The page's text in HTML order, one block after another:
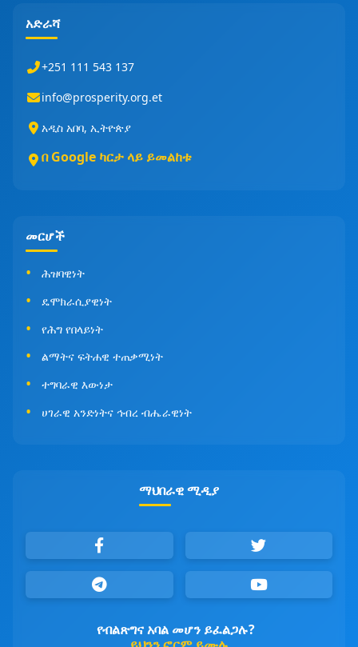
አድራሻ
+251 111 543 137
info@prosperity.org.et
አዲስ አበባ, ኢትዮጵያ
በ Google ካርታ ላይ ይመልከቱ
መርሆች
ሕዝባዊነት
ዴሞክራሲያዊነት
የሕግ የበላይነት
ልማትና ፍትሐዊ ተጠቃሚነት
ተግባራዊ እውነታ
ሀገራዊ አንድነትና ኅብረ ብሔራዊነት
ማህበራዊ ሚዲያ
የብልጽግና አባል መሆን ይፈልጋሉ?